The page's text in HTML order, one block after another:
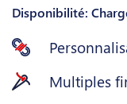
Disponibilité:
Multiples